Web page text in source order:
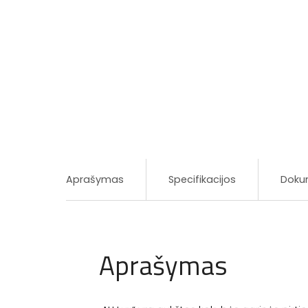
Aprašymas Specifikacijos
Aprašymas